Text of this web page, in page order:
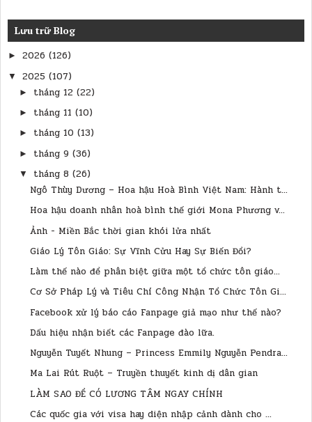
Lưu trữ Blog
► 2026 (126)
▼ 2025 (107)
► tháng 12 (22)
► tháng 11 (10)
► tháng 10 (13)
► tháng 9 (36)
▼ tháng 8 (26)
Ngô Thùy Dương – Hoa hậu Hoà Bình Việt Nam: Hành t...
Hoa hậu doanh nhân hoà bình thế giới Mona Phương v...
Ảnh - Miền Bắc thời gian khói lửa nhất
Giáo Lý Tôn Giáo: Sự Vĩnh Cửu Hay Sự Biến Đổi?
Làm thế nào để phân biệt giữa một tổ chức tôn giáo...
Cơ Sở Pháp Lý và Tiêu Chí Công Nhận Tổ Chức Tôn Gi...
Facebook xử lý báo cáo Fanpage giả mạo như thế nào?
Dấu hiệu nhận biết các Fanpage đào lữa.
Nguyễn Tuyết Nhung – Princess Emmily Nguyễn Pendra...
Ma Lai Rút Ruột – Truyền thuyết kinh dị dân gian
LÀM SAO ĐỂ CÓ LƯƠNG TÂM NGAY CHÍNH
Các quốc gia với visa hay diện nhập cảnh dành cho ...